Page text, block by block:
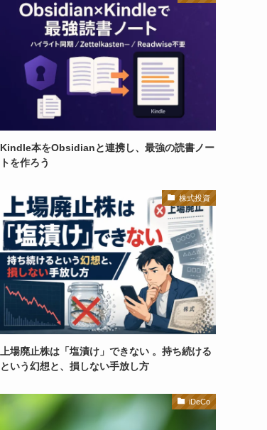
Kindle本をObsidianと連携し、最強の読書ノー
トを作ろう
株式投資
上場廃止株は「塩漬け」できない 。持ち続ける
という幻想と、損しない手放し方
iDeCo